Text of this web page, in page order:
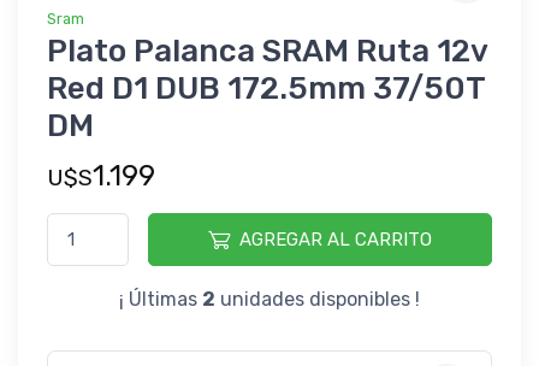
Sram
Plato Palanca SRAM Ruta 12v
Red D1 DUB 172.5mm 37/50T
DM
U$S1.199
AGREGAR AL CARRITO
¡ Últimas 2 unidades disponibles !